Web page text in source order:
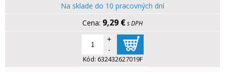
Na sklade do 10 pracovných dní
9,29 €s DPH
+
-
Kód: 632432627019F